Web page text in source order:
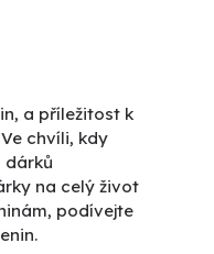
a příležitost k
chvíli, kdy
dárků
na celý život
podívejte